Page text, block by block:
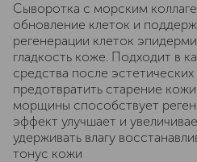
Сыворотка с морским
обновление клеток и
регенерации клеток
гладкость коже. Подходит в
средства после
предотвратить старение
морщины способствует
эффект улучшает и
удерживать влагу
тонус кожи